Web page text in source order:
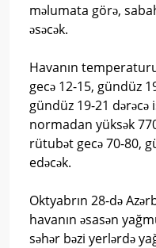
məlumata görə,
əsəcək.
Havanın
gecə 12-15, gündüz
gündüz 19-21
normadan yüksək
rütubət gecə 70-80,
edəcək.
Oktyabrın 28-də
havanın əsasən
səhər bəzi yerlərdə